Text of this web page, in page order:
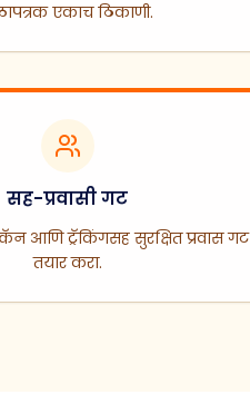
एकाच ठिकाणी.
सह-प्रवासी गट
आणि ट्रॅकिंगसह सुरक्षित प्रवास गट
तयार करा.